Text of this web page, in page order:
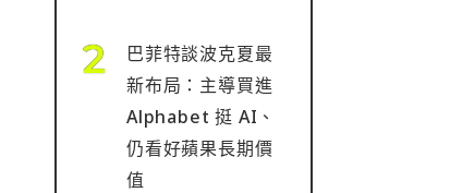
巴菲特談波克夏最
新布局：主導買進
Alphabet 挺 AI、
仍看好蘋果長期價
值